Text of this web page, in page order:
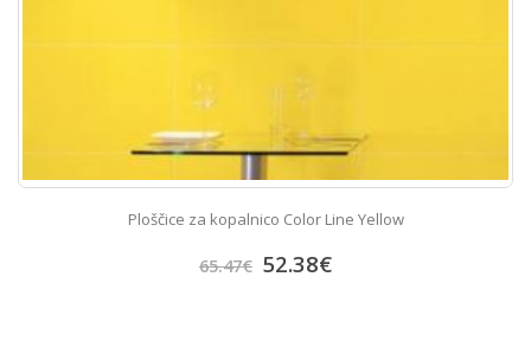
Ploščice za kopalnico Color Line Yellow
65.47€ 52.38€